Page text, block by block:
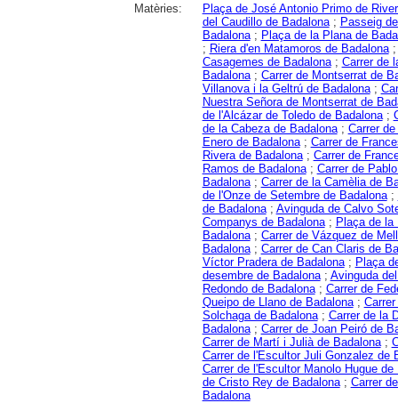
Matèries:
Plaça de José Antonio Primo de
del Caudillo de Badalona; Passeig
Badalona; Plaça de la Plana de
; Riera d'en Matamoros de Badalona
Casagemes de Badalona; Carrer de
Badalona; Carrer de Montserrat de
Villanova i la Geltrú de Badalona;
Nuestra Señora de Montserrat de
de l'Alcázar de Toledo de Badalona;
de la Cabeza de Badalona; Carrer
Enero de Badalona; Carrer de
Rivera de Badalona; Carrer de
Ramos de Badalona; Carrer de
Badalona; Carrer de la Camèlia de
de l'Onze de Setembre de Badalona;
de Badalona; Avinguda de Calvo
Companys de Badalona; Plaça de la
Badalona; Carrer de Vázquez de
Badalona; Carrer de Can Claris de
Víctor Pradera de Badalona; Plaça
desembre de Badalona; Avinguda
Redondo de Badalona; Carrer de
Queipo de Llano de Badalona;
Solchaga de Badalona; Carrer de la
Badalona; Carrer de Joan Peiró de
Carrer de Martí i Julià de Badalona;
Carrer de l'Escultor Juli Gonzalez de
Carrer de l'Escultor Manolo Hugue de
de Cristo Rey de Badalona; Carrer
Badalona